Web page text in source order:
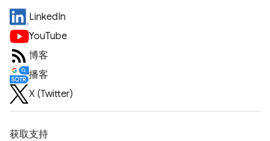
LinkedIn
YouTube
博客
播客
X (Twitter)
获取支持